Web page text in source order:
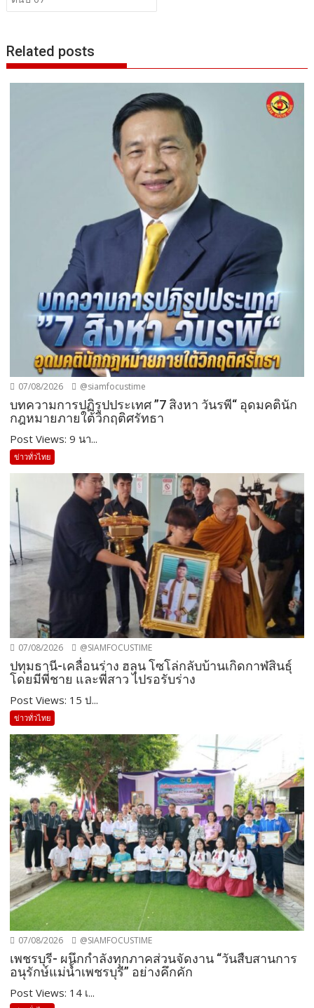
Related posts
07/08/2026 @siamfocustime
บทความการปฏิรูปประเทศ ”7 สิงหา วันรพี“ อุดมคตินัก
กฎหมายภายใต้วิกฤติศรัทธา
Post Views: 9 นา...
ข่าวทั่วไทย
07/08/2026 @SIAMFOCUSTIME
ปทุมธานี-เคลื่อนร่าง ฮลุน โซโล่กลับบ้านเกิดกาฬสินธุ์
โดยมีพี่ชาย และพี่สาว ไปรอรับร่าง
Post Views: 15 ป...
ข่าวทั่วไทย
07/08/2026 @SIAMFOCUSTIME
เพชรบุรี- ผนึกกำลังทุกภาคส่วนจัดงาน “วันสืบสานการ
อนุรักษ์แม่น้ำเพชรบุรี” อย่างคึกคัก
Post Views: 14 เ...